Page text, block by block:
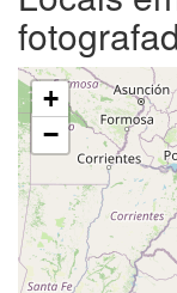
+
−